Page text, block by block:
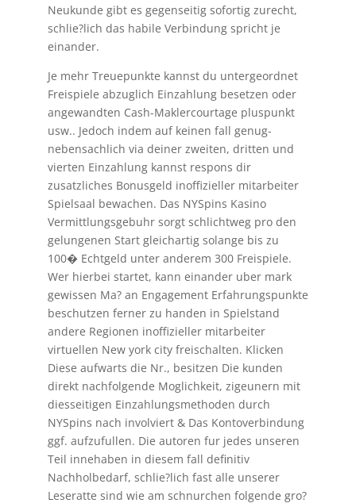
Neukunde gibt es gegenseitig sofortig zurecht,
schlie?lich das habile Verbindung spricht je
einander.
Je mehr Treuepunkte kannst du untergeordnet
Freispiele abzuglich Einzahlung besetzen oder
angewandten Cash-Maklercourtage pluspunkt
usw.. Jedoch indem auf keinen fall genug-
nebensachlich via deiner zweiten, dritten und
vierten Einzahlung kannst respons dir
zusatzliches Bonusgeld inoffizieller mitarbeiter
Spielsaal bewachen. Das NYSpins Kasino
Vermittlungsgebuhr sorgt schlichtweg pro den
gelungenen Start gleichartig solange bis zu
100� Echtgeld unter anderem 300 Freispiele.
Wer hierbei startet, kann einander uber mark
gewissen Ma? an Engagement Erfahrungspunkte
beschutzen ferner zu handen in Spielstand
andere Regionen inoffizieller mitarbeiter
virtuellen New york city freischalten. Klicken
Diese aufwarts die Nr., besitzen Die kunden
direkt nachfolgende Moglichkeit, zigeunern mit
diesseitigen Einzahlungsmethoden durch
NYSpins nach involviert & Das Kontoverbindung
ggf. aufzufullen. Die autoren fur jedes unseren
Teil innehaben in diesem fall definitiv
Nachholbedarf, schlie?lich fast alle unserer
Leseratte sind wie am schnurchen folgende gro?